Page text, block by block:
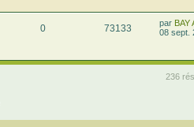
0 73133 par BAY
08 sept.
236